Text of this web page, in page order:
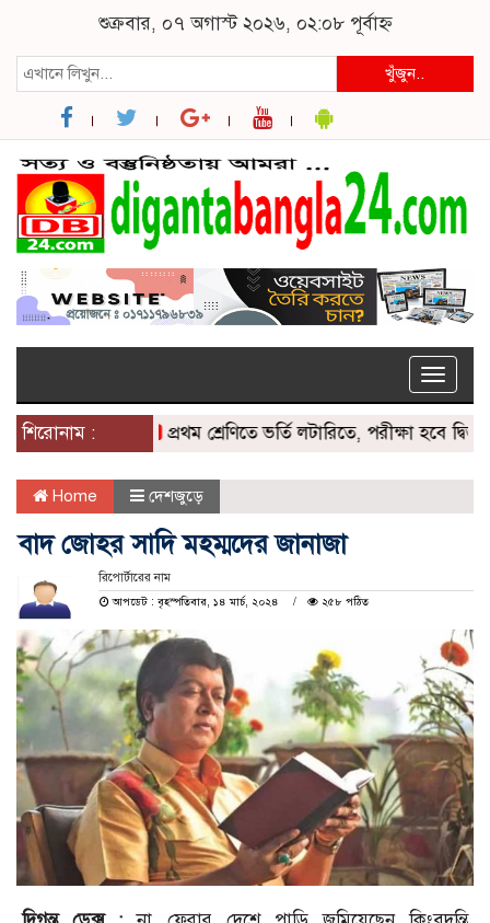
শুক্রবার, ০৭ অগাস্ট ২০২৬, ০২:০৮ পূর্বাহ্ন
খুঁজুন..
Toggle
শিরোনাম :
প্রথম শ্রেণিতে ভর্তি লটারিতে, পরীক্ষা হবে দ্বিতীয়
Home দেশজুড়ে
বাদ জোহর সাদি মহম্মদের জানাজা
রিপোর্টারের নাম
আপডেট : বৃহস্পতিবার, ১৪ মার্চ, ২০২৪
২৫৮ পঠিত